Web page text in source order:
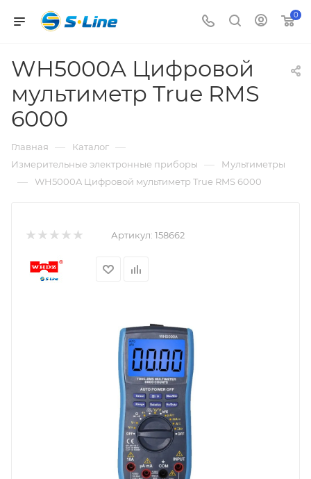
0
WH5000A Цифровой
мультиметр True RMS
6000
Главная — Каталог —
Измерительные электронные приборы — Мультиметры
— WH5000A Цифровой мультиметр True RMS 6000
Артикул: 158662